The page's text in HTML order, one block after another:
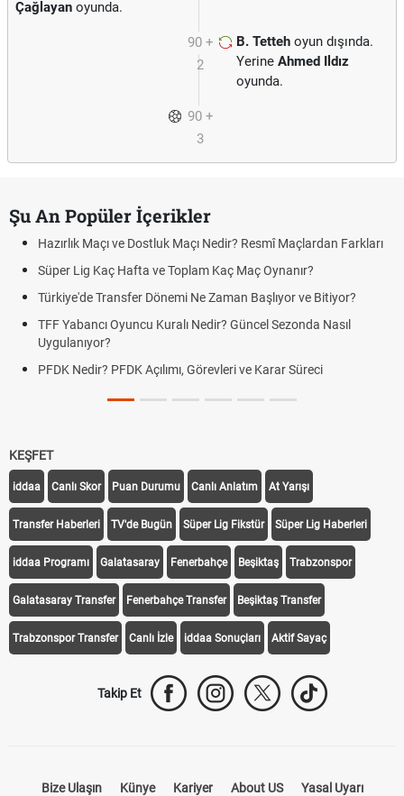
Çağlayan oyunda.
90 +
2
B. Tetteh oyun dışında.
Yerine Ahmed Ildız
oyunda.
90 +
3
Şu An Popüler İçerikler
Hazırlık Maçı ve Dostluk Maçı Nedir? Resmî Maçlardan Farkları
Süper Lig Kaç Hafta ve Toplam Kaç Maç Oynanır?
Türkiye'de Transfer Dönemi Ne Zaman Başlıyor ve Bitiyor?
TFF Yabancı Oyuncu Kuralı Nedir? Güncel Sezonda Nasıl
Uygulanıyor?
PFDK Nedir? PFDK Açılımı, Görevleri ve Karar Süreci
KEŞFET
iddaa Canlı Skor Puan Durumu Canlı Anlatım At Yarışı
Transfer Haberleri TV'de Bugün Süper Lig Fikstür Süper Lig Haberleri
iddaa Programı Galatasaray Fenerbahçe Beşiktaş Trabzonspor
Galatasaray Transfer Fenerbahçe Transfer Beşiktaş Transfer
Trabzonspor Transfer Canlı İzle iddaa Sonuçları Aktif Sayaç
Takip Et
Bize Ulaşın Künye Kariyer About US Yasal Uyarı